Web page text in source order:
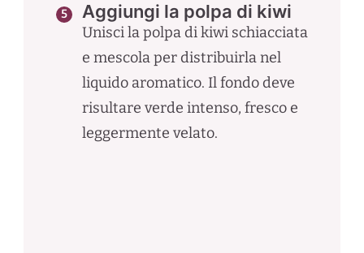
Aggiungi la polpa di kiwi
Unisci la polpa di kiwi schiacciata
e mescola per distribuirla nel
liquido aromatico. Il fondo deve
risultare verde intenso, fresco e
leggermente velato.